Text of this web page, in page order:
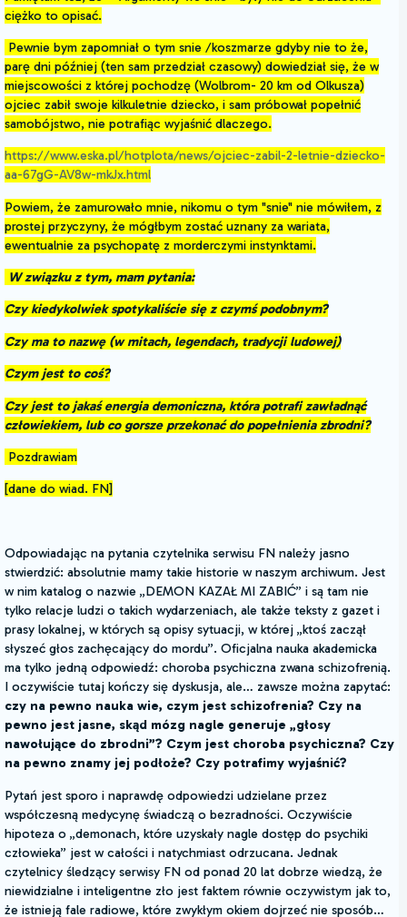
ciężko to opisać.
Pewnie bym zapomniał o tym snie /koszmarze gdyby nie to że,
parę dni później (ten sam przedział czasowy) dowiedział się, że w
miejscowości z której pochodzę (Wolbrom- 20 km od Olkusza)
ojciec zabił swoje kilkuletnie dziecko, i sam próbował popełnić
samobójstwo, nie potrafiąc wyjaśnić dlaczego.
https://www.eska.pl/hotplota/news/ojciec-zabil-2-letnie-dziecko-
aa-67gG-AV8w-mkJx.html
Powiem, że zamurowało mnie, nikomu o tym "snie" nie mówiłem, z
prostej przyczyny, że mógłbym zostać uznany za wariata,
ewentualnie za psychopatę z morderczymi instynktami.
W związku z tym, mam pytania:
Czy kiedykolwiek spotykaliście się z czymś podobnym?
Czy ma to nazwę (w mitach, legendach, tradycji ludowej)
Czym jest to coś?
Czy jest to jakaś energia demoniczna, która potrafi zawładnąć
człowiekiem, lub co gorsze przekonać do popełnienia zbrodni?
Pozdrawiam
[dane do wiad. FN]
Odpowiadając na pytania czytelnika serwisu FN należy jasno
stwierdzić: absolutnie mamy takie historie w naszym archiwum. Jest
w nim katalog o nazwie „DEMON KAZAŁ MI ZABIĆ” i są tam nie
tylko relacje ludzi o takich wydarzeniach, ale także teksty z gazet i
prasy lokalnej, w których są opisy sytuacji, w której „ktoś zaczął
słyszeć głos zachęcający do mordu”. Oficjalna nauka akademicka
ma tylko jedną odpowiedź: choroba psychiczna zwana schizofrenią.
I oczywiście tutaj kończy się dyskusja, ale… zawsze można zapytać:
czy na pewno nauka wie, czym jest schizofrenia? Czy na
pewno jest jasne, skąd mózg nagle generuje „głosy
nawołujące do zbrodni”? Czym jest choroba psychiczna? Czy
na pewno znamy jej podłoże? Czy potrafimy wyjaśnić?
Pytań jest sporo i naprawdę odpowiedzi udzielane przez
współczesną medycynę świadczą o bezradności. Oczywiście
hipoteza o „demonach, które uzyskały nagle dostęp do psychiki
człowieka” jest w całości i natychmiast odrzucana. Jednak
czytelnicy śledzący serwisy FN od ponad 20 lat dobrze wiedzą, że
niewidzialne i inteligentne zło jest faktem równie oczywistym jak to,
że istnieją fale radiowe, które zwykłym okiem dojrzeć nie sposób…